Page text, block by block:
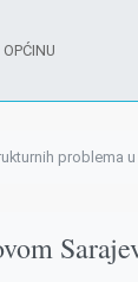
problema